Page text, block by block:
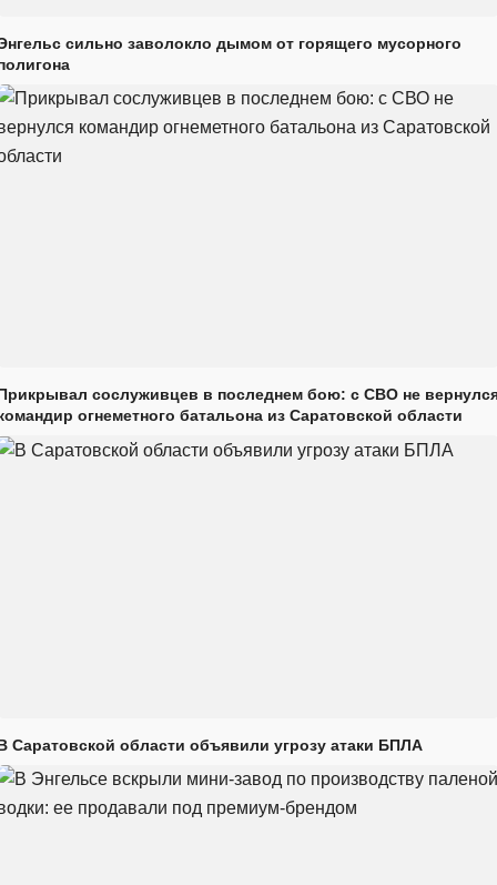
сильно заволокло дымом от горящего мусорного
сослуживцев в последнем бою: с СВО не
огнеметного батальона из Саратовской области
Саратовской области объявили угрозу атаки БПЛА